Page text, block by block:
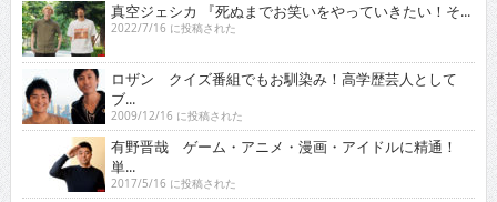
真空ジェシカ 『死ぬまでお笑いをやっていきたい！そ...
2022/7/16 に投稿された
ロザン クイズ番組でもお馴染み！高学歴芸人として
ブ...
2009/12/16 に投稿された
有野晋哉 ゲーム・アニメ・漫画・アイドルに精通！
単...
2017/5/16 に投稿された